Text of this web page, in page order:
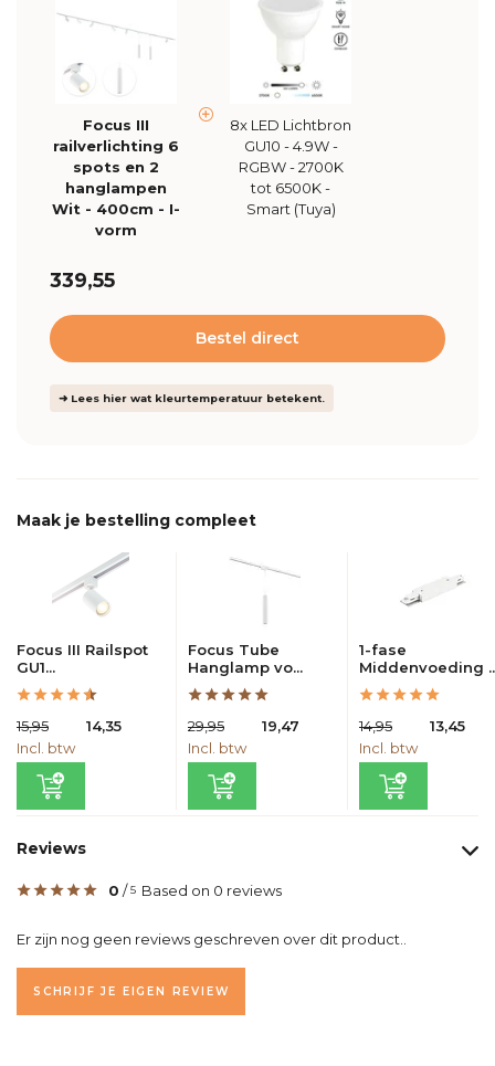
Focus III
railverlichting 6
spots en 2
hanglampen
Wit - 400cm - I-
vorm
8x LED Lichtbron
GU10 - 4.9W -
RGBW - 2700K
tot 6500K -
Smart (Tuya)
339,55
Bestel direct
➜ Lees hier wat kleurtemperatuur betekent.
Maak je bestelling compleet
Focus III Railspot
GU1...
15,95
14,35
Incl. btw
Focus Tube
Hanglamp vo...
29,95
19,47
Incl. btw
1-fase
Middenvoeding
14,95
13,45
Incl. btw
Reviews
0 /5 Based on 0 reviews
Er zijn nog geen reviews geschreven over dit product..
SCHRIJF JE EIGEN REVIEW